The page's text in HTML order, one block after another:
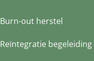
Burn-out herstel
Reïntegratie begeleiding